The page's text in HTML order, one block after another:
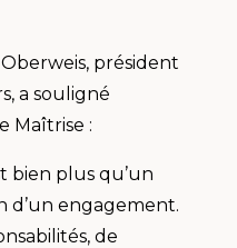
président
a souligné
Maîtrise :
bien plus qu’un
d’un engagement.
de